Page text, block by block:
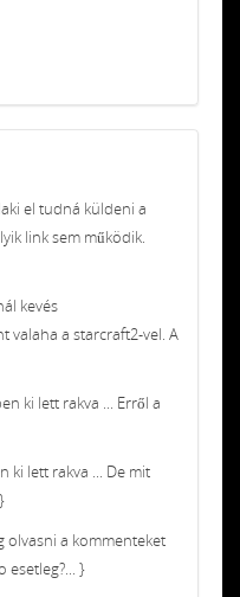
el tudná küldeni a
link sem működik.
kevés
valaha a starcraft2-vel. A
ki lett rakva ... Erről a
ki lett rakva ... De mit
olvasni a kommenteket
esetleg?... }